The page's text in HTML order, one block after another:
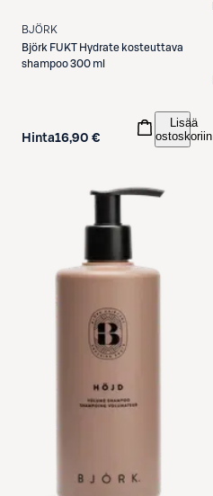
BJÖRK
Björk FUKT Hydrate kosteuttava
shampoo 300 ml
Hinta16,90 €
Lisää
ostoskoriin